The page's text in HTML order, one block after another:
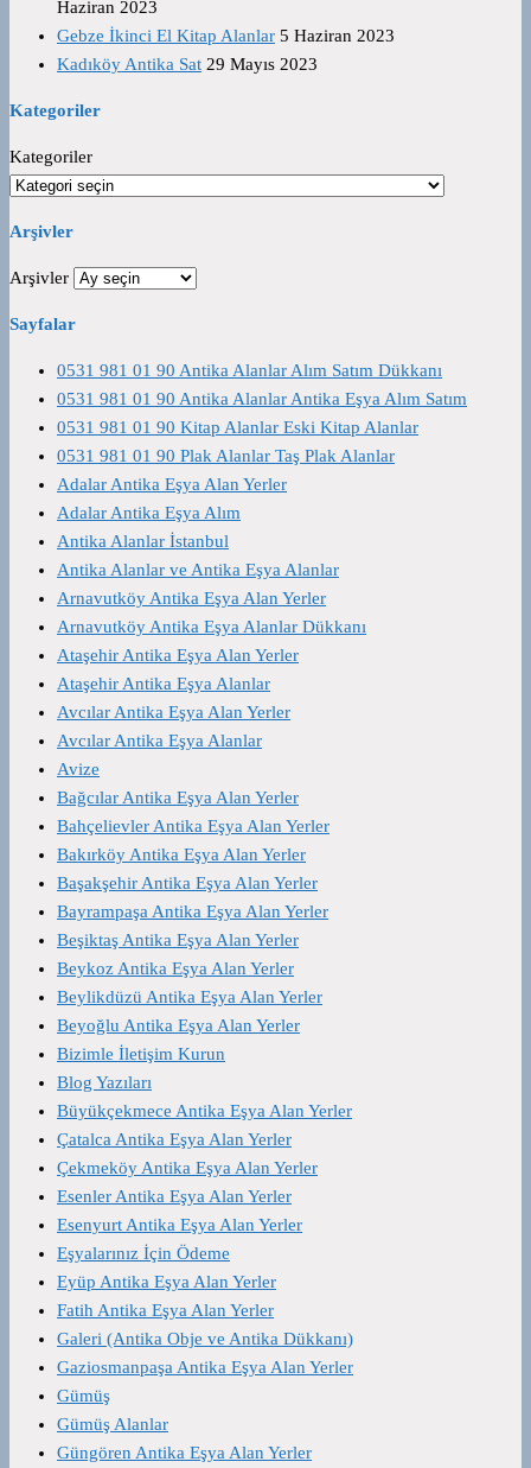
Haziran 2023
Gebze İkinci El Kitap Alanlar 5 Haziran 2023
Kadıköy Antika Sat 29 Mayıs 2023
Kategoriler
Kategoriler
Arşivler
Arşivler
Sayfalar
0531 981 01 90 Antika Alanlar Alım Satım Dükkanı
0531 981 01 90 Antika Alanlar Antika Eşya Alım Satım
0531 981 01 90 Kitap Alanlar Eski Kitap Alanlar
0531 981 01 90 Plak Alanlar Taş Plak Alanlar
Adalar Antika Eşya Alan Yerler
Adalar Antika Eşya Alım
Antika Alanlar İstanbul
Antika Alanlar ve Antika Eşya Alanlar
Arnavutköy Antika Eşya Alan Yerler
Arnavutköy Antika Eşya Alanlar Dükkanı
Ataşehir Antika Eşya Alan Yerler
Ataşehir Antika Eşya Alanlar
Avcılar Antika Eşya Alan Yerler
Avcılar Antika Eşya Alanlar
Avize
Bağcılar Antika Eşya Alan Yerler
Bahçelievler Antika Eşya Alan Yerler
Bakırköy Antika Eşya Alan Yerler
Başakşehir Antika Eşya Alan Yerler
Bayrampaşa Antika Eşya Alan Yerler
Beşiktaş Antika Eşya Alan Yerler
Beykoz Antika Eşya Alan Yerler
Beylikdüzü Antika Eşya Alan Yerler
Beyoğlu Antika Eşya Alan Yerler
Bizimle İletişim Kurun
Blog Yazıları
Büyükçekmece Antika Eşya Alan Yerler
Çatalca Antika Eşya Alan Yerler
Çekmeköy Antika Eşya Alan Yerler
Esenler Antika Eşya Alan Yerler
Esenyurt Antika Eşya Alan Yerler
Eşyalarınız İçin Ödeme
Eyüp Antika Eşya Alan Yerler
Fatih Antika Eşya Alan Yerler
Galeri (Antika Obje ve Antika Dükkanı)
Gaziosmanpaşa Antika Eşya Alan Yerler
Gümüş
Gümüş Alanlar
Güngören Antika Eşya Alan Yerler